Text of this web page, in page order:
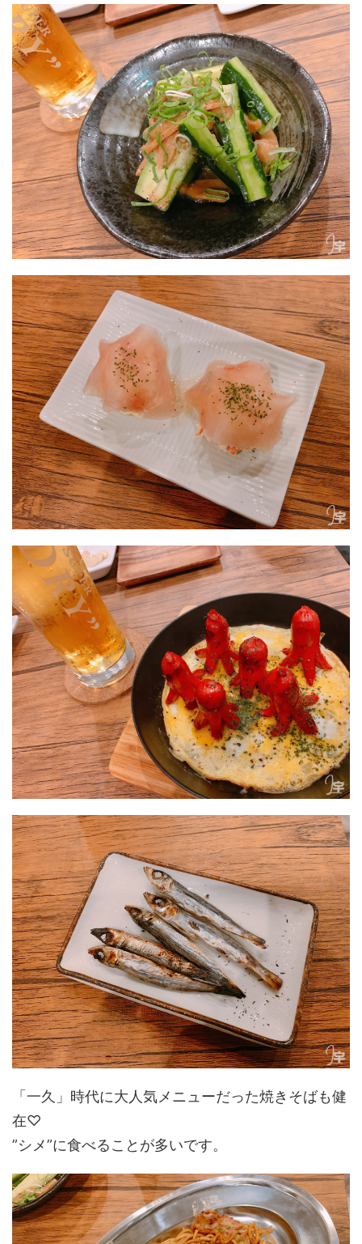
「一久」時代に大人気メニューだった焼きそばも健
在♡
”シメ”に食べることが多いです。